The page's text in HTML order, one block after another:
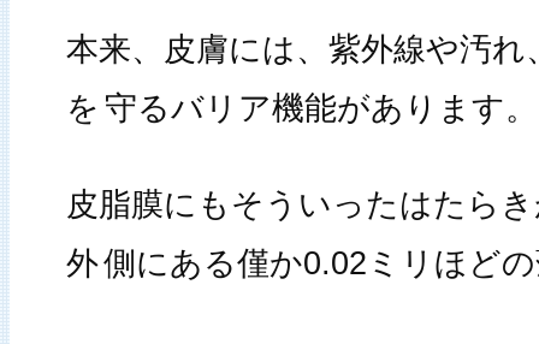
本来、皮膚には、紫外線や汚
を 守るバリア機能があります。
皮脂膜にもそういったはたら
外側にある僅か0.02ミリほど